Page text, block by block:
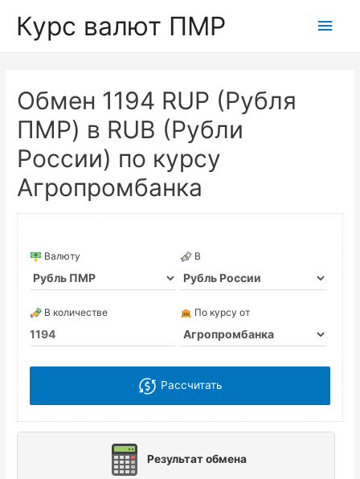
Курс валют ПМР
Обмен 1194 RUP (Рубля
ПМР) в RUB (Рубли
России) по курсу
Агропромбанка
Валюту В
В количестве По курсу от
Рассчитать
Результат обмена